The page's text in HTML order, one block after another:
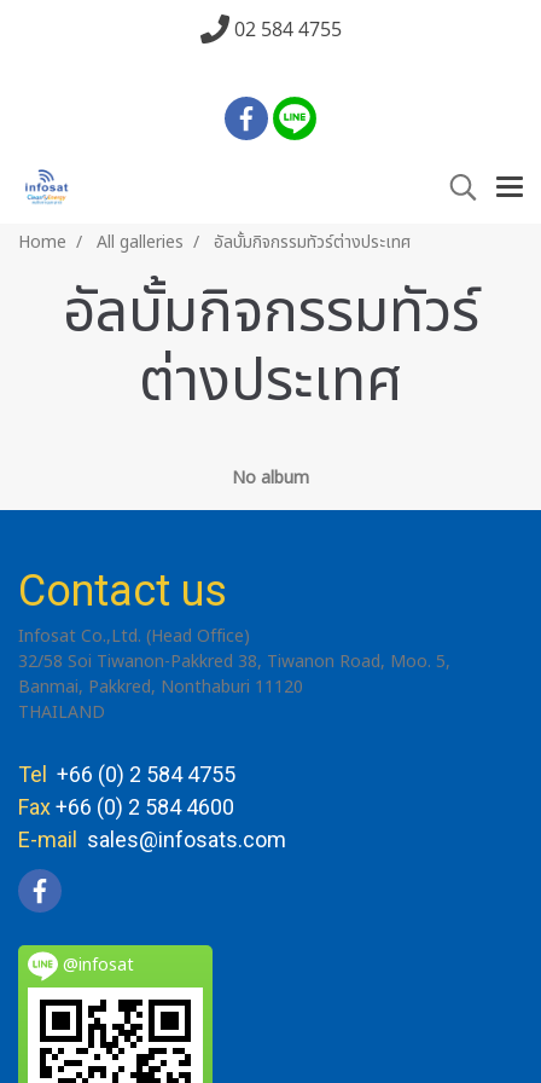
02 584 4755
Home All galleries อัลบั้มกิจกรรมทัวร์ต่างประเทศ
อัลบั้มกิจกรรมทัวร์
ต่างประเทศ
No album
Contact us
Infosat Co.,Ltd. (Head Office)
32/58 Soi Tiwanon-Pakkred 38, Tiwanon Road, Moo. 5,
Banmai, Pakkred, Nonthaburi 11120
THAILAND
Tel
+66 (0) 2 584 4755
Fax+66 (0) 2 584 4600
E-mail sales@infosats.com
@infosat